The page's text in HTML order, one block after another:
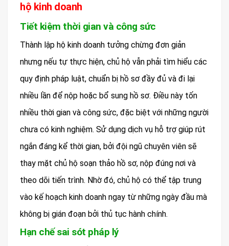
hộ kinh doanh
Tiết kiệm thời gian và công sức
Thành lập hộ kinh doanh tưởng chừng đơn giản
nhưng nếu tự thực hiện, chủ hộ vẫn phải tìm hiểu các
quy định pháp luật, chuẩn bị hồ sơ đầy đủ và đi lại
nhiều lần để nộp hoặc bổ sung hồ sơ. Điều này tốn
nhiều thời gian và công sức, đặc biệt với những người
chưa có kinh nghiệm. Sử dụng dịch vụ hỗ trợ giúp rút
ngắn đáng kể thời gian, bởi đội ngũ chuyên viên sẽ
thay mặt chủ hộ soạn thảo hồ sơ, nộp đúng nơi và
theo dõi tiến trình. Nhờ đó, chủ hộ có thể tập trung
vào kế hoạch kinh doanh ngay từ những ngày đầu mà
không bị gián đoạn bởi thủ tục hành chính.
Hạn chế sai sót pháp lý